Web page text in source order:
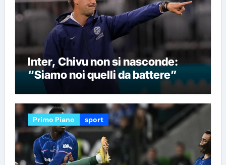
Inter, Chivu non si nasconde:
“Siamo noi quelli da battere”
Primo Piano sport